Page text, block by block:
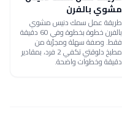
مشوي بالفرن
طريقة عمل سمك دنيس مشوي
بالفرن خطوة بخطوة وفي 60 دقيقة
فقط. وصفة سهلة ومجرّبة من
مطبخ دلوقتي تكفي 2 فرد، بمقادير
دقيقة وخطوات واضحة.